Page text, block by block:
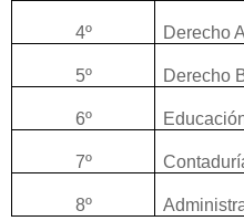
4º Derecho A
5º Derecho
6º
7º
8º